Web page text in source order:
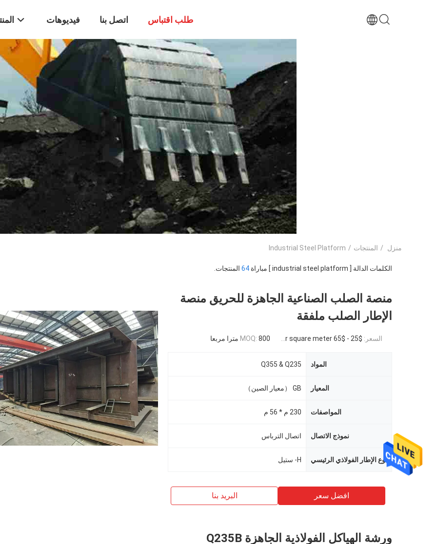
فيديوهات اتصل بنا طلب اقتباس
منزل / المنتجات /
Industrial Steel Platform
الكلمات الدالة [ industrial steel platform ] مباراة 64 المنتجات.
منصة الصلب الصناعية الجاهزة للحريق منصة
الإطار الصلب ملفقة
السعر: $25 - $65 per square meter
MOQ: 800 مترا مربعا
المواد Q355 & Q235
المعيار GB （معيار الصين）
المواصفات 230 م * 56 م
نموذج الاتصال اتصال الترباس
نوع الإطار الفولاذي الرئيسي H- ستيل
افضل سعر البريد بنا
ورشة الهياكل الفولاذية الجاهزة Q235B